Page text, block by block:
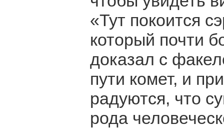
«Тут покоится
который почти
доказал с
пути комет, и
радуются, что
рода